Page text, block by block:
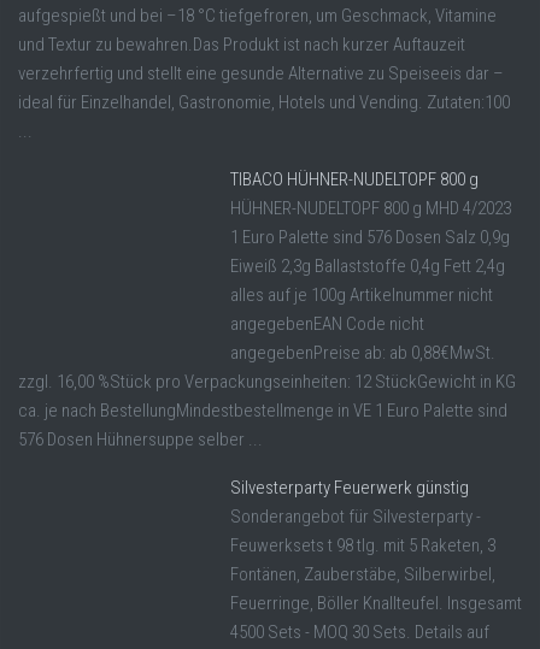
aufgespießt und bei –18 °C tiefgefroren, um Geschmack, Vitamine
und Textur zu bewahren.Das Produkt ist nach kurzer Auftauzeit
verzehrfertig und stellt eine gesunde Alternative zu Speiseeis dar –
ideal für Einzelhandel, Gastronomie, Hotels und Vending. Zutaten:100
...
TIBACO HÜHNER-NUDELTOPF 800 g
HÜHNER-NUDELTOPF 800 g MHD 4/2023
1 Euro Palette sind 576 Dosen Salz 0,9g
Eiweiß 2,3g Ballaststoffe 0,4g Fett 2,4g
alles auf je 100g Artikelnummer nicht
angegebenEAN Code nicht
angegebenPreise ab: ab 0,88€MwSt.
zzgl. 16,00 %Stück pro Verpackungseinheiten: 12 StückGewicht in KG
ca. je nach BestellungMindestbestellmenge in VE 1 Euro Palette sind
576 Dosen Hühnersuppe selber ...
Silvesterparty Feuerwerk günstig
Sonderangebot für Silvesterparty -
Feuwerksets t 98 tlg. mit 5 Raketen, 3
Fontänen, Zauberstäbe, Silberwirbel,
Feuerringe, Böller Knallteufel. Insgesamt
4500 Sets - MOQ 30 Sets. Details auf